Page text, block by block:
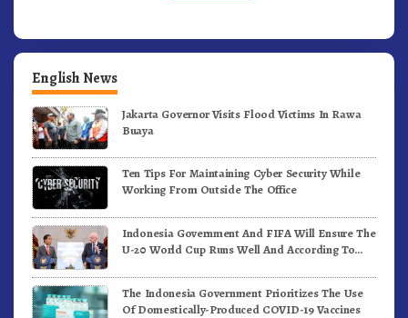
English News
Jakarta Governor Visits Flood Victims In Rawa
Buaya
Ten Tips For Maintaining Cyber Security While
Working From Outside The Office
Indonesia Government And FIFA Will Ensure The
U-20 World Cup Runs Well And According To
The Indonesia Government Prioritizes The Use
Of Domestically-Produced COVID-19 Vaccines